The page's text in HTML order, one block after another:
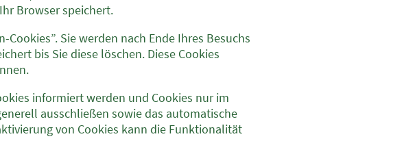
Browser speichert.
Sie werden nach Ende Ihres Besuchs
bis Sie diese löschen. Diese Cookies
informiert werden und Cookies nur im
ausschließen sowie das automatische
von Cookies kann die Funktionalität